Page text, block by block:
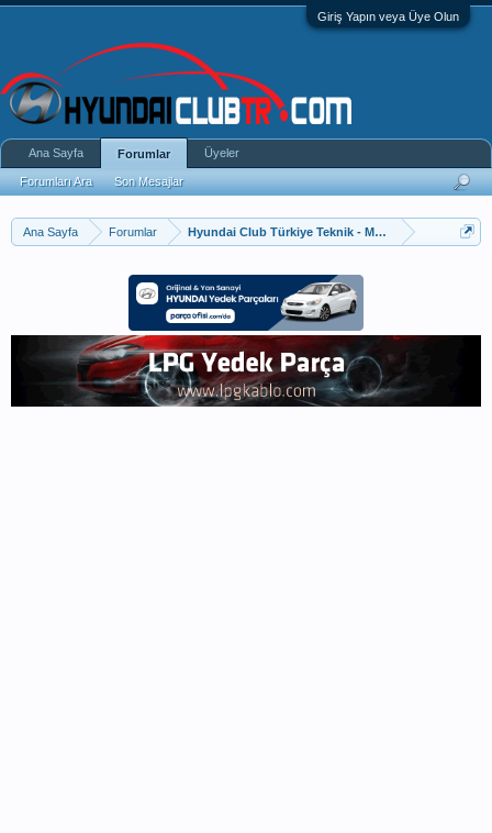
Giriş Yapın veya Üye Olun
Ana Sayfa Forumlar Hyundai Club Türkiye Teknik - Modifiye - Tuning
Ana Sayfa Forumlar
Forumları Ara Son Mesajlar
Üyeler